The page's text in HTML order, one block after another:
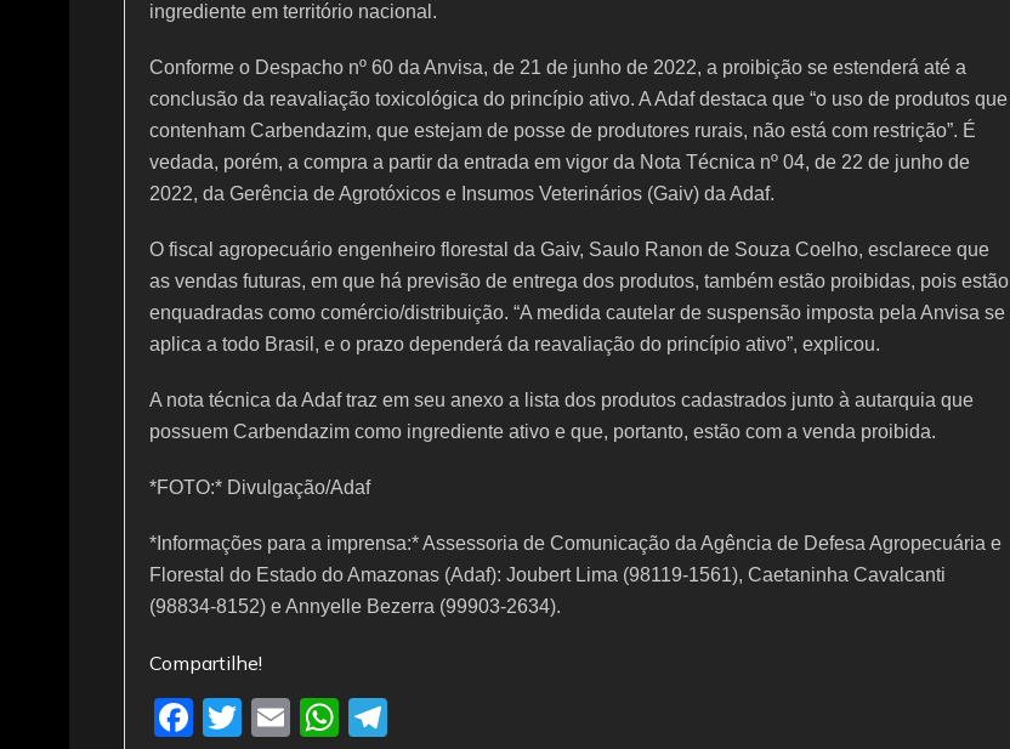
ingrediente em território nacional.
Conforme o Despacho nº 60 da Anvisa, de 21 de junho de 2022, a proibição se estenderá até a
conclusão da reavaliação toxicológica do princípio ativo. A Adaf destaca que “o uso de produtos que
contenham Carbendazim, que estejam de posse de produtores rurais, não está com restrição”. É
vedada, porém, a compra a partir da entrada em vigor da Nota Técnica nº 04, de 22 de junho de
2022, da Gerência de Agrotóxicos e Insumos Veterinários (Gaiv) da Adaf.
O fiscal agropecuário engenheiro florestal da Gaiv, Saulo Ranon de Souza Coelho, esclarece que
as vendas futuras, em que há previsão de entrega dos produtos, também estão proibidas, pois estão
enquadradas como comércio/distribuição. “A medida cautelar de suspensão imposta pela Anvisa se
aplica a todo Brasil, e o prazo dependerá da reavaliação do princípio ativo”, explicou.
A nota técnica da Adaf traz em seu anexo a lista dos produtos cadastrados junto à autarquia que
possuem Carbendazim como ingrediente ativo e que, portanto, estão com a venda proibida.
*FOTO:* Divulgação/Adaf
*Informações para a imprensa:* Assessoria de Comunicação da Agência de Defesa Agropecuária e
Florestal do Estado do Amazonas (Adaf): Joubert Lima (98119-1561), Caetaninha Cavalcanti
(98834-8152) e Annyelle Bezerra (99903-2634).
Compartilhe!
F
T
E
W